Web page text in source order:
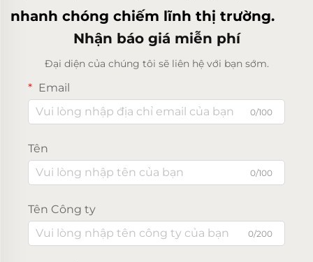
nhanh chóng chiếm lĩnh thị trường.
Nhận báo giá miễn phí
Đại diện của chúng tôi sẽ liên hệ với bạn sớm.
Email
0/100
Tên
0/100
Tên Công ty
0/200